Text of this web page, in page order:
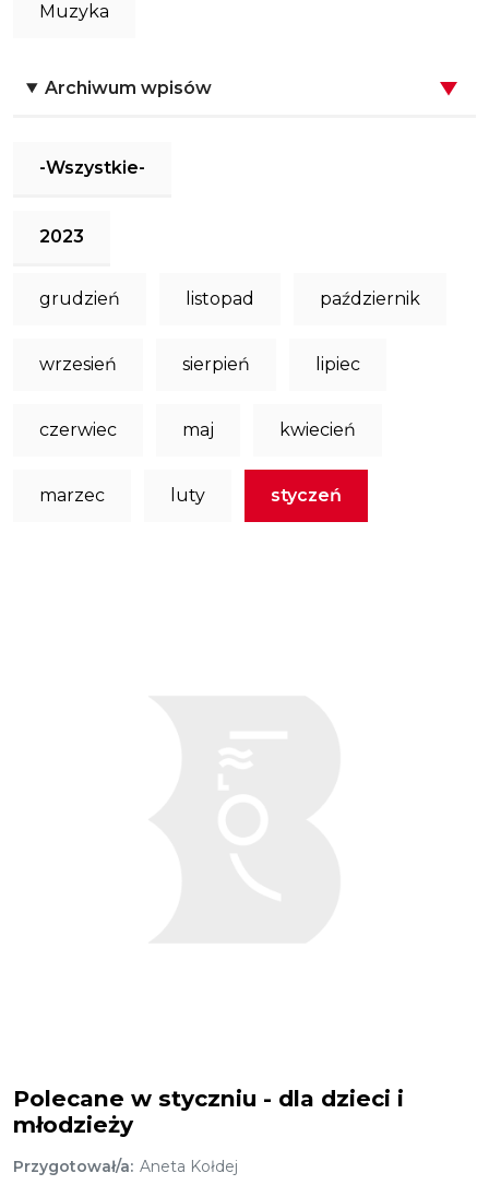
Muzyka
Archiwum wpisów
-Wszystkie-
2023
grudzień listopad październik
wrzesień sierpień lipiec
czerwiec maj kwiecień
marzec luty styczeń
Polecane w styczniu - dla dzieci i
młodzieży
Przygotował/a Aneta Kołdej